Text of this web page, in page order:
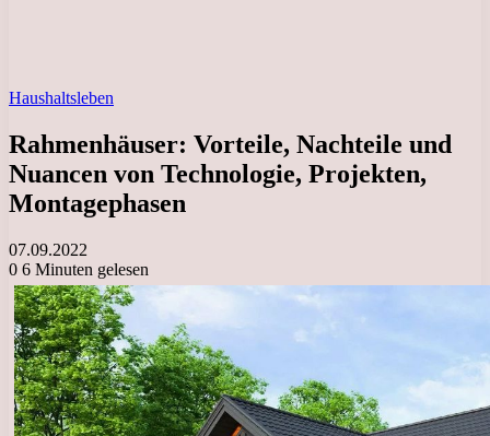
Haushaltsleben
Rahmenhäuser: Vorteile, Nachteile und
Nuancen von Technologie, Projekten,
Montagephasen
07.09.2022
0 6 Minuten gelesen